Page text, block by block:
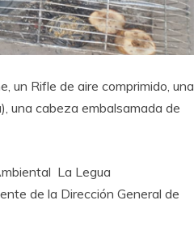
un Rifle de aire comprimido, una
una cabeza embalsamada de
La Legua
de la Dirección General de